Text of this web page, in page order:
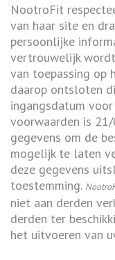
NootroFit
van haar site en
persoonlijke
vertrouwelijk
van toepassing op
daarop ontsloten
ingangsdatum
voorwaarden is
gegevens om de
mogelijk te laten
deze gegevens
toestemming.
niet aan derden
derden ter
het uitvoeren van